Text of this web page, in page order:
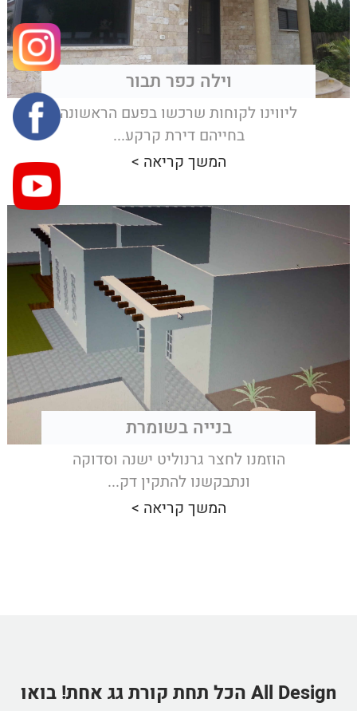
וילה כפר תבור
ליווינו לקוחות שרכשו בפעם הראשונה
בחייהם דירת קרקע...
המשך קריאה >
בנייה בשומרת
הוזמנו לחצר גרנוליט ישנה וסדוקה
ונתבקשנו להתקין דק...
המשך קריאה >
All Design הכל תחת קורת גג אחת! בואו